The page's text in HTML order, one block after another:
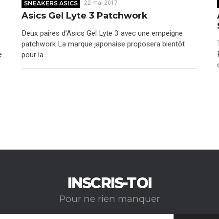
SNEAKERS ASICS 22 mai 2017
Asics Gel Lyte 3 Patchwork
Deux paires d’Asics Gel Lyte 3 avec une empeigne
patchwork La marque japonaise proposera bientôt
pour la…
INSCRIS-TOI
Pour ne rien manquer